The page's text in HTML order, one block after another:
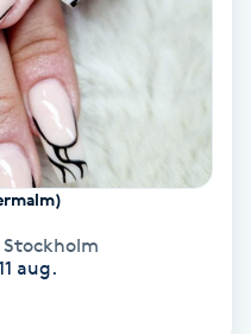
Stockholm
aug.